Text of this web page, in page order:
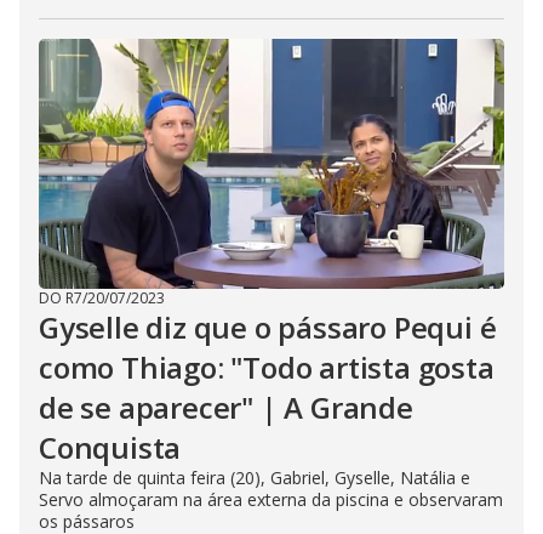
DO R7/20/07/2023
Gyselle diz que o pássaro Pequi é
como Thiago: "Todo artista gosta
de se aparecer" | A Grande
Conquista
Na tarde de quinta feira (20), Gabriel, Gyselle, Natália e
Servo almoçaram na área externa da piscina e observaram
os pássaros